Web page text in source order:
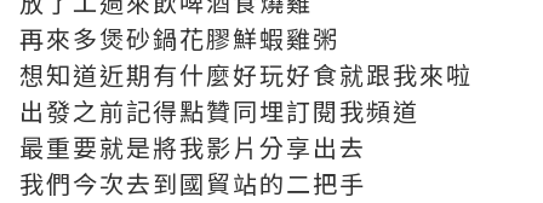
再來多煲砂鍋花膠鮮蝦雞粥
想知道近期有什麼好玩好食就跟我來啦
出發之前記得點贊同埋訂閱我頻道
最重要就是將我影片分享出去
我們今次去到國貿站的二把手